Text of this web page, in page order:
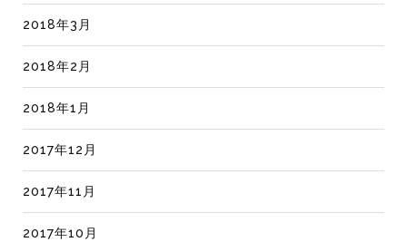
2018年3月
2018年2月
2018年1月
2017年12月
2017年11月
2017年10月